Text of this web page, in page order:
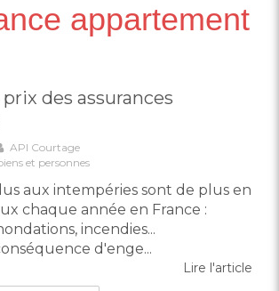
appartement
des assurances
API Courtage
et personnes
aux intempéries sont de plus en
chaque année en France :
incendies...
d'enge...
Lire l'article